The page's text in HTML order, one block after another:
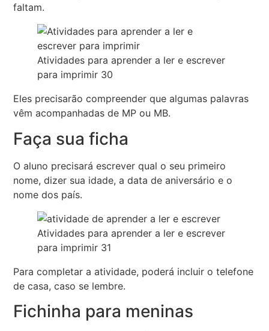
faltam.
Atividades para aprender a ler e escrever
para imprimir 30
Eles precisarão compreender que algumas palavras
vêm acompanhadas de MP ou MB.
Faça sua ficha
O aluno precisará escrever qual o seu primeiro
nome, dizer sua idade, a data de aniversário e o
nome dos país.
Atividades para aprender a ler e escrever
para imprimir 31
Para completar a atividade, poderá incluir o telefone
de casa, caso se lembre.
Fichinha para meninas